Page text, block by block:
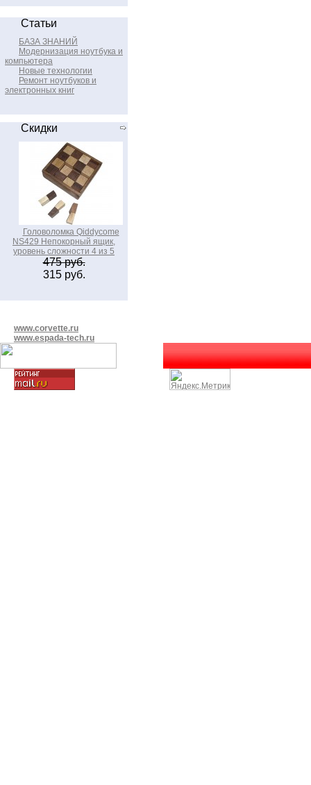
Статьи
БАЗА ЗНАНИЙ
Модернизация ноутбука и
компьютера
Новые технологии
Ремонт ноутбуков и
электронных книг
Скидки
Головоломка Qiddycome
NS429 Непокорный ящик,
уровень сложности 4 из 5
475 руб.
315 руб.
www.corvette.ru
www.espada-tech.ru